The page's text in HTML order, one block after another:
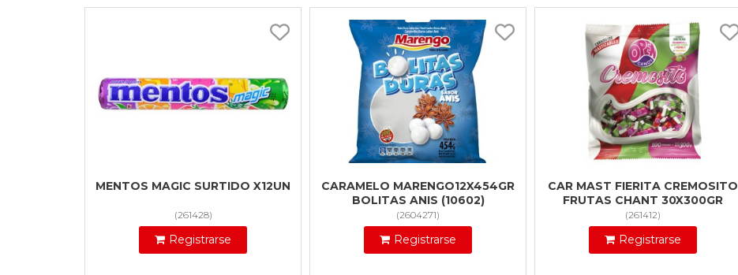
MENTOS MAGIC SURTIDO X12UN
(261428)
Registrarse
CARAMELO MARENGO12X454GR
BOLITAS ANIS (10602)
(2604271)
Registrarse
CAR MAST FIERITA CREMOSITO
FRUTAS CHANT 30X300GR
(261412)
Registrarse